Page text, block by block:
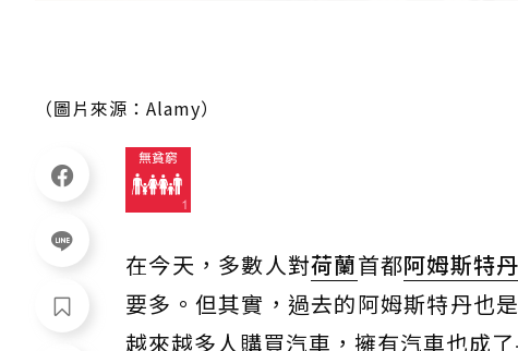
（圖片來源：Alamy）
在今天，多數人對荷蘭首都阿姆斯特丹
要多。但其實，過去的阿姆斯特丹也
越來越多人購買汽車，擁有汽車也成